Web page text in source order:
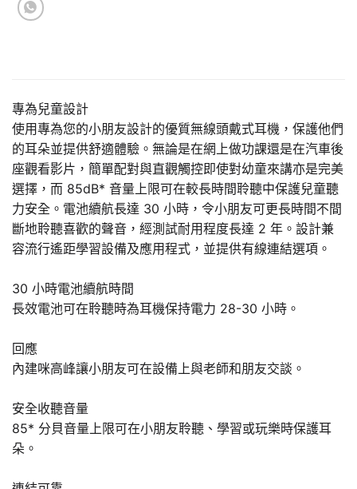
專為兒童設計
使用專為您的小朋友設計的優質無線頭戴式耳機，保護他們
的耳朵並提供舒適體驗。無論是在網上做功課還是在汽車​​後
座觀看影片，簡單配對與直觀觸控即使對幼童來講亦是完美
選擇，而 85dB* 音量上限可在較長時間聆聽中保護兒童聽
力安全。電池續航長達 30 小時，令小朋友可更長時間不間
斷地聆聽喜歡的聲音，經測試耐用程度長達 2 年。設計兼
容流行遙距學習設備及應用程式，並提供有線連結選項。
30 小時電池續航時間
長效電池可在聆聽時為耳機保持電力 28-30 小時。
回應
內建咪高峰讓小朋友可在設備上與老師和朋友交談。
安全收聽音量
85* 分貝音量上限可在小朋友聆聽、學習或玩樂時保護耳
朵。